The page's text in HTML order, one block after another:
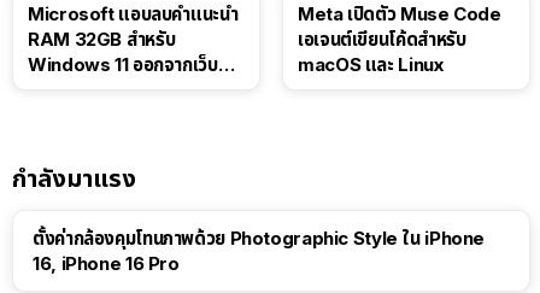
Microsoft แอบลบคำแนะนำ
RAM 32GB สำหรับ
Windows 11 ออกจากเว็บตัว
Meta เปิดตัว Muse Code
เอเจนต์เขียนโค้ดสำหรับ
macOS และ Linux
กำลังมาแรง
ตั้งค่ากล้องคุมโทนภาพด้วย Photographic Style ใน iPhone
16, iPhone 16 Pro